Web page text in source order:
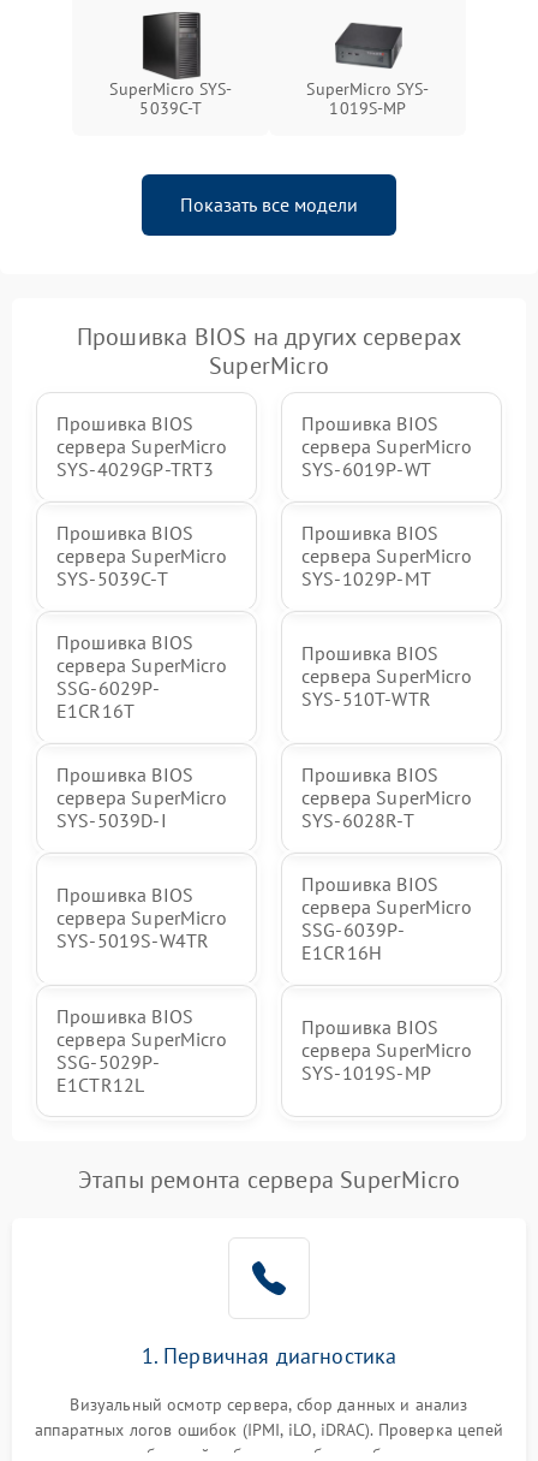
SuperMicro SYS-
5039C-T
SuperMicro SYS-
1019S-MP
Показать все модели
Прошивка BIOS на других серверах
SuperMicro
Прошивка BIOS
сервера SuperMicro
SYS-4029GP-TRT3
Прошивка BIOS
сервера SuperMicro
SYS-6019P-WT
Прошивка BIOS
сервера SuperMicro
SYS-5039C-T
Прошивка BIOS
сервера SuperMicro
SYS-1029P-MT
Прошивка BIOS
сервера SuperMicro
SSG-6029P-
E1CR16T
Прошивка BIOS
сервера SuperMicro
SYS-510T-WTR
Прошивка BIOS
сервера SuperMicro
SYS-5039D-I
Прошивка BIOS
сервера SuperMicro
SYS-6028R-T
Прошивка BIOS
сервера SuperMicro
SYS-5019S-W4TR
Прошивка BIOS
сервера SuperMicro
SSG-6039P-
E1CR16H
Прошивка BIOS
сервера SuperMicro
SSG-5029P-
E1CTR12L
Прошивка BIOS
сервера SuperMicro
SYS-1019S-MP
Этапы ремонта сервера SuperMicro
1. Первичная диагностика
Визуальный осмотр сервера, сбор данных и анализ
аппаратных логов ошибок (IPMI, iLO, iDRAC). Проверка цепей
питания и базовой работоспособности без вскрытия